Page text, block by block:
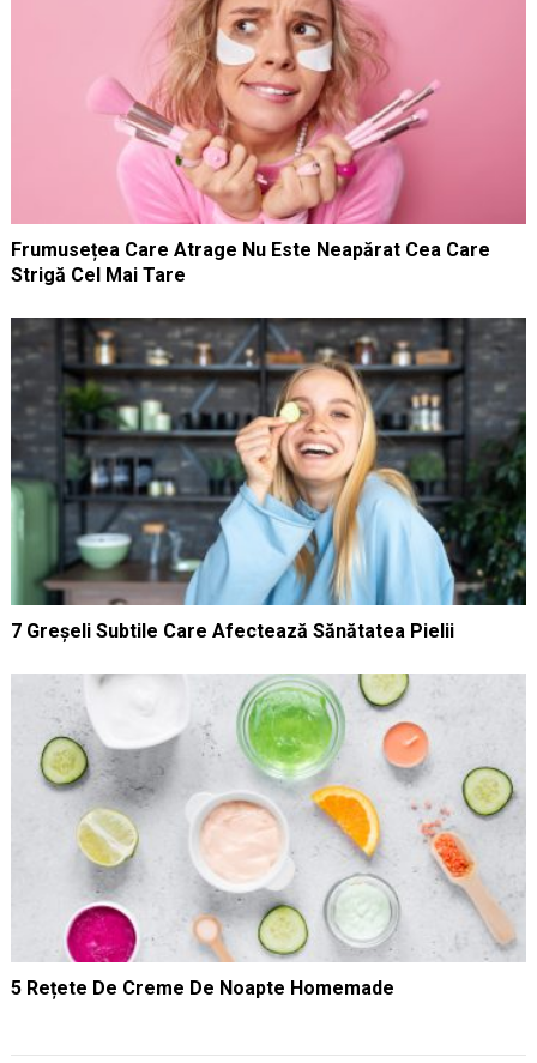
Frumusețea Care Atrage Nu Este Neapărat Cea Care
Strigă Cel Mai Tare
7 Greșeli Subtile Care Afectează Sănătatea Pielii
5 Rețete De Creme De Noapte Homemade